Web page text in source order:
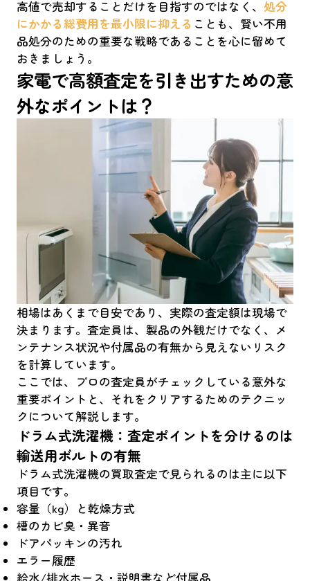
高値で売却することだけを目指すのではなく、 処分
にかかる総費用を最小限に抑える ことも、賢い不用
品処分のための重要な戦略であることを心に留めて
おきましょう。
家電で高額査定を引き出すための意
外なポイントは？
相場はあくまで目安であり、実際の査定額は現場で
決まります。査定員は、製品の外観だけでなく、メ
ンテナンス状況や付属品の有無から見えないリスク
を計算しています。
ここでは、プロの査定員がチェックしている意外な
重要ポイントと、それをクリアするためのテクニッ
クについて解説します。
ドラム式洗濯機：査定ポイントを分けるのは
輸送用ボルトの有無
ドラム式洗濯機の買取査定で見られるのは主に以下
項目です。
容量（kg）と乾燥方式
槽のカビ臭・異音
ドアパッキンの汚れ
エラー履歴
給水/排水ホース・説明書など付属品